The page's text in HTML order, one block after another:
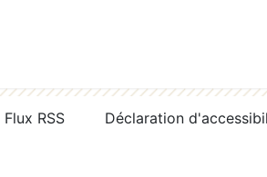
Flux RSS Déclaration